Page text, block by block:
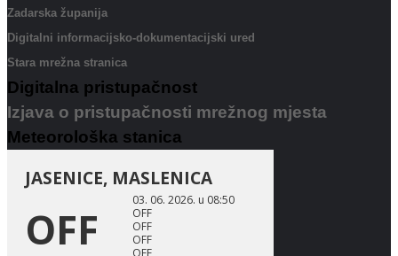
Zadarska županija
Digitalni informacijsko-dokumentacijski ured
Stara mrežna stranica
Digitalna pristupačnost
Izjava o pristupačnosti mrežnog mjesta
Meteorološka stanica